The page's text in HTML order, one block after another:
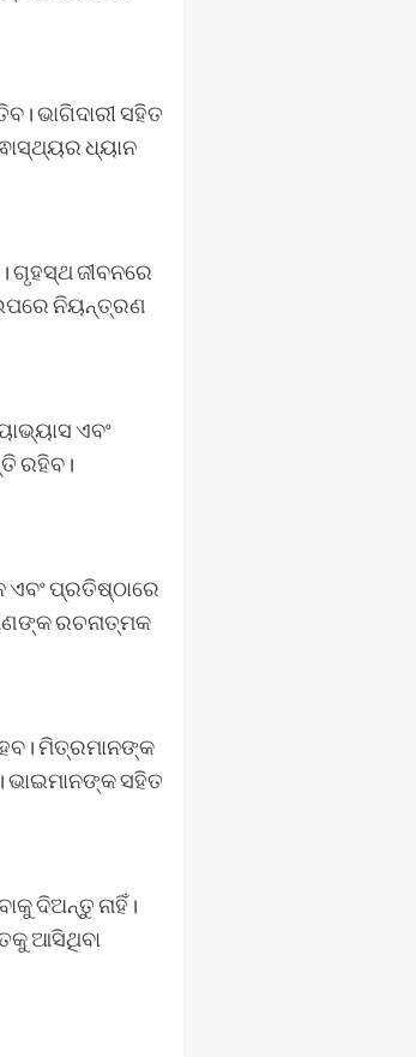
ଭାଗିଦାରୀ ସହିତ
ଧ୍ୟାନ
ଗୃହସ୍ଥ ଜୀବନରେ
ଉପରେ ନିୟନ୍ତ୍ରଣ
ଏବଂ
ରହିବ।
ଏବଂ ପ୍ରତିଷ୍ଠାରେ
ରଚନାତ୍ମକ
ମିତ୍ରମାନଙ୍କ
ଭାଇମାନଙ୍କ ସହିତ
ଦିଅନ୍ତୁ ନାହିଁ।
ଆସିଥିବା